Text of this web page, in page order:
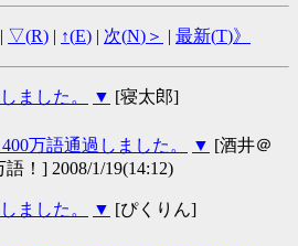
| ▽(R) | ↑(E) | 次(N)＞ | 最新(T)》
ました。 ▼ [寝太郎]
400万語通過しました。 ▼ [酒井＠
！] 2008/1/19(14:12)
ました。 ▼ [ぴくりん]